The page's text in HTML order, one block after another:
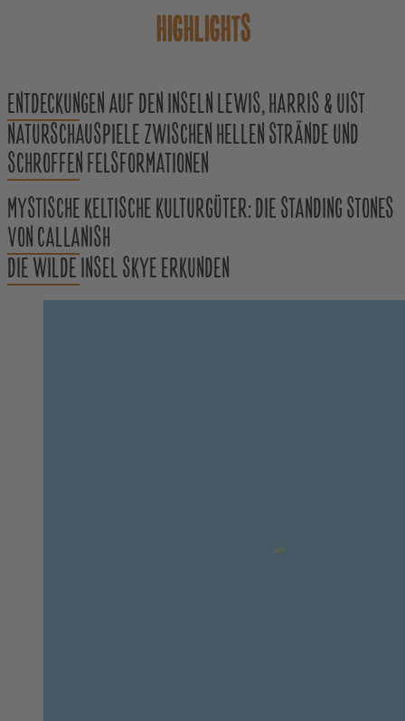
HIGHLIGHTS
ENTDECKUNGEN AUF DEN INSELN LEWIS, HARRIS & UIST
NATURSCHAUSPIELE ZWISCHEN HELLEN STRÄNDE UND
SCHROFFEN FELSFORMATIONEN
MYSTISCHE KELTISCHE KULTURGÜTER: DIE STANDING STONES
VON CALLANISH
DIE WILDE INSEL SKYE ERKUNDEN